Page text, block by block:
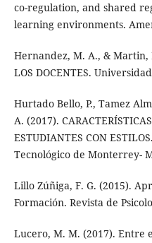
co-regulation, and shared
learning environments.
Hernandez, M. A., & Martin,
LOS DOCENTES.
Hurtado Bello, P., Tamez
A. (2017).
ESTUDIANTES CON
Tecnológico de Monterrey-
Lillo Zúñiga, F. G. (2015).
Formación. Revista de
Lucero, M. M. (2017). Entre